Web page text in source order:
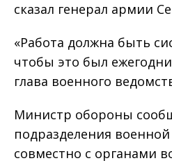
сказал генерал армии
«Работа должна быть
чтобы это был
глава военного
Министр обороны
подразделения
совместно с органами